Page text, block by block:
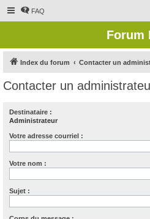
FAQ
Forum
Index du forum Contacter un
Contacter un
Destinataire :
Administrateur
Votre adresse courriel :
Votre nom :
Sujet :